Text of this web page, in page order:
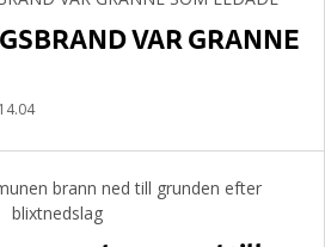
VAR GRANNE